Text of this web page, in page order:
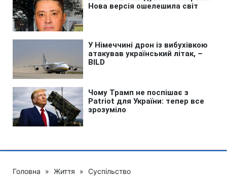
Головна » Життя » Суспільство